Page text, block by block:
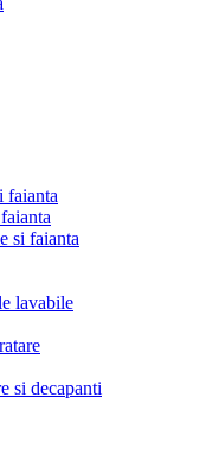
faianta
si faianta
lavabile
si decapanti